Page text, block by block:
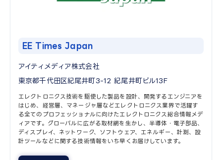
EE Times Japan
アイティメディア株式会社
東京都千代田区紀尾井町3-12 紀尾井町ビル13F
エレクトロニクス技術を駆使した製品を設計、開発するエンジニアを
はじめ、経営層、マネージャ層などエレクトロニクス業界で活躍す
る全てのプロフェッショナルに向けたエレクトロニクス総合情報メデ
ィアです。グローバルに広がる取材網を生かし、半導体・電子部品、
ディスプレイ、ネットワーク、ソフトウェア、エネルギー、計測、設
計ツールなどに関する技術情報をいち早くお届けしています。